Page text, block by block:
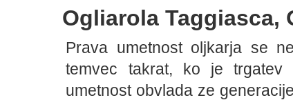
Ogliarola Taggiasca,
Prava umetnost oljkarja se
temvec takrat, ko je trgatev
umetnost obvlada ze